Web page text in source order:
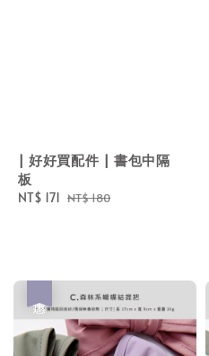
| 好好買配件 | 書包中隔
板
Sale
NT$ 171 Regular
NT$ 180